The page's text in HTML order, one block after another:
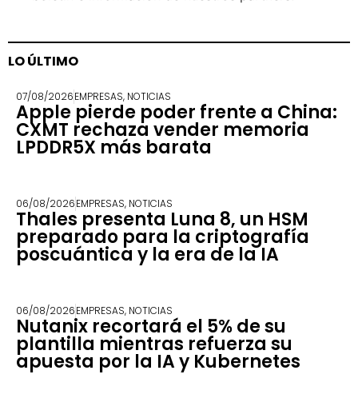
LO ÚLTIMO
07/08/2026EMPRESAS, NOTICIAS
Apple pierde poder frente a China:
CXMT rechaza vender memoria
LPDDR5X más barata
06/08/2026EMPRESAS, NOTICIAS
Thales presenta Luna 8, un HSM
preparado para la criptografía
poscuántica y la era de la IA
06/08/2026EMPRESAS, NOTICIAS
Nutanix recortará el 5% de su
plantilla mientras refuerza su
apuesta por la IA y Kubernetes